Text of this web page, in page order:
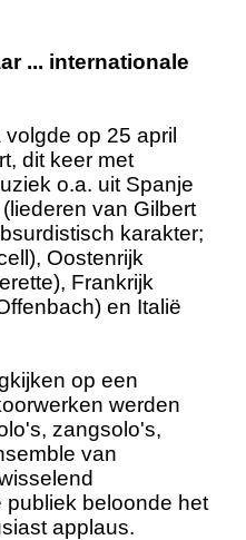
... internationale
op 25 april
dit keer met
o.a. uit Spanje
van Gilbert
karakter;
Oostenrijk
Frankrijk
en Italië
op een
werden
zangsolo's,
van
publiek beloonde het
applaus.